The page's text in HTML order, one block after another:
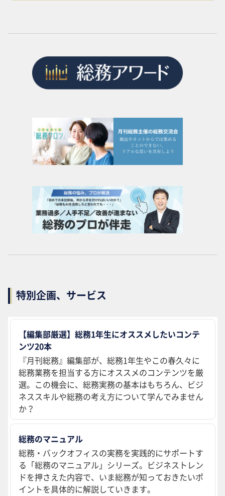
特別企画、サービス
【編集部厳選】総務1年生にオススメしたいコンテ
ンツ20本
『月刊総務』編集部が、総務1年生やこの春久々に
総務業務を担当する方にオススメのコンテンツを厳
選。この機会に、総務実務の基本はもちろん、ビジ
ネススキルや総務の考え方について学んでみません
か？
総務のマニュアル
総務・バックオフィスの実務を実践的にサポートす
る「総務のマニュアル」シリーズ。ビジネストレン
ドを押さえた内容で、いま総務が知っておきたいポ
イントを具体的に解説していきます。